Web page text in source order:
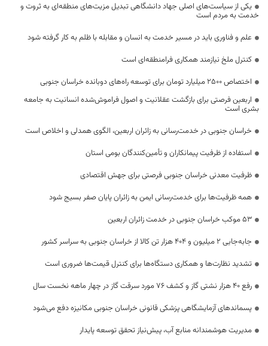
یکی از سیاست‌های اصلی جهاد دانشگاهی تبدیل مزیت‌های منطقه‌ای به ثروت و
خدمت به مردم است
علم و فناوری باید در مسیر خدمت به انسان و مقابله با ظلم به کار گرفته شود
کنترل ملخ نیازمند همکاری فرامنطقه‌ای است
اختصاص 2500 میلیارد تومان برای توسعه راه‌های دوبانده خراسان جنوبی
اربعین فرصتی برای بازگشت عقلانیت و اصول فراموش‌شده انسانیت به جامعه
بشری است
خراسان جنوبی در خدمت‌رسانی به زائران اربعین، الگوی همدلی و اخلاص است
استفاده از ظرفیت پیمانکاران و تأمین‌کنندگان بومی استان
ظرفیت معدنی خراسان جنوبی فرصتی برای جهش اقتصادی
همه ظرفیت‌ها برای خدمت‌رسانی ایمن به زائران پایان صفر بسیج شود
53 موکب خراسان جنوبی در خدمت زائران اربعین
جابه‌جایی 2 میلیون و 404 هزار تن کالا از خراسان جنوبی به سراسر کشور
تشدید نظارت‌ها و همکاری دستگاه‌ها برای کنترل قیمت‌ها ضروری است
رفع 40 هزار نشتی گاز و کشف 76 مورد سرقت گاز در چهار ماهه نخست سال
پسماندهای آزمایشگاهی پزشکی قانونی خراسان جنوبی مکانیزه دفع می‌شود
مدیریت هوشمندانه منابع آب، پیش‌نیاز تحقق توسعه پایدار